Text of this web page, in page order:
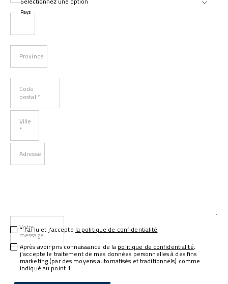
Pays
Province
Code
postal *
Ville
*
Adresse
Votre
message
* J'ai lu et j'accepte la politique de confidentialité
Après avoir pris connaissance de la politique de confidentialité,
j'accepte le traitement de mes données personnelles à des fins
marketing (par des moyens automatisés et traditionnels) comme
indiqué au point 1.